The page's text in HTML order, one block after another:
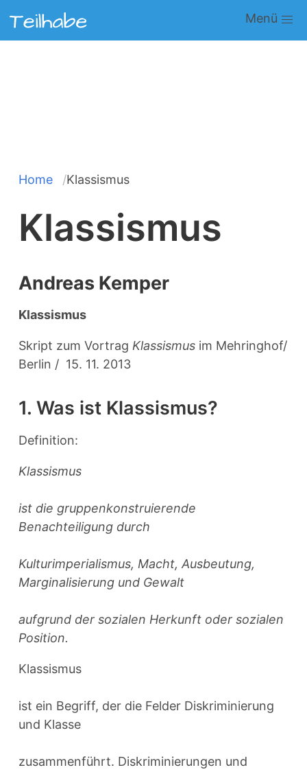
zum
Main
navigation
Pfadnavigation
Home Klassismus
Klassismus
Andreas Kemper
Klassismus
Skript zum Vortrag Klassismus im Mehringhof/
Berlin / 15. 11. 2013
1. Was ist Klassismus?
Definition:
Klassismus
ist die gruppenkonstruierende
Benachteiligung durch
Kulturimperialismus, Macht, Ausbeutung,
Marginalisierung und Gewalt
aufgrund der sozialen Herkunft oder sozialen
Position.
Klassismus
ist ein Begriff, der die Felder Diskriminierung
und Klasse
zusammenführt. Diskriminierungen und